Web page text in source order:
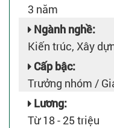
3 năm
Ngành nghề:
Kiến trúc, Xây
Cấp bậc:
Trưởng nhóm /
Lương:
Từ 18 - 25 triệu